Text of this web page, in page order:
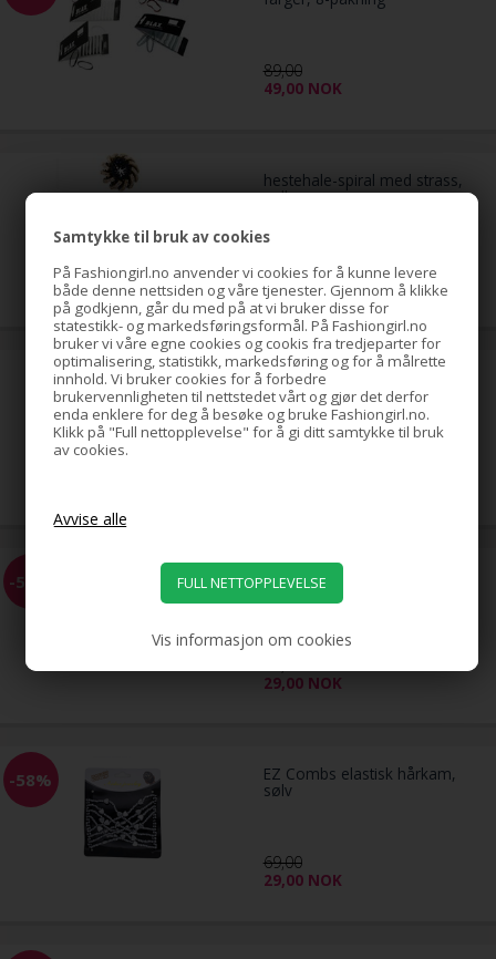
Samtykke til bruk av cookies
På Fashiongirl.no anvender vi cookies for å kunne levere
både denne nettsiden og våre tjenester. Gjennom å klikke
på godkjenn, går du med på at vi bruker disse for
statestikk- og markedsføringsformål. På Fashiongirl.no
bruker vi våre egne cookies og cookis fra tredjeparter for
optimalisering, statistikk, markedsføring og for å målrette
innhold. Vi bruker cookies for å forbedre
brukervennligheten til nettstedet vårt og gjør det derfor
enda enklere for deg å besøke og bruke Fashiongirl.no.
Klikk på "Full nettopplevelse" for å gi ditt samtykke til bruk
av cookies.
Vis informasjon om cookies
89,00
49,00 NOK
hestehale-spiral med strass,
gull
79,00 NOK
hestehale-spiral med strass,
sølv
-58% EZ Combs elastisk hårkam,
svart
29,00 NOK
-58% EZ Combs elastisk hårkam,
sølv
69,00
29,00 NOK